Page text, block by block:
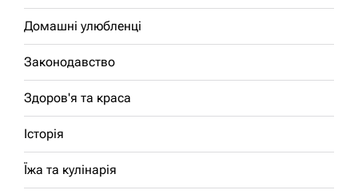
Домашні улюбленці
Законодавство
Здоров'я та краса
Історія
Їжа та кулінарія